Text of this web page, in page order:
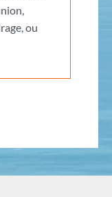
ou